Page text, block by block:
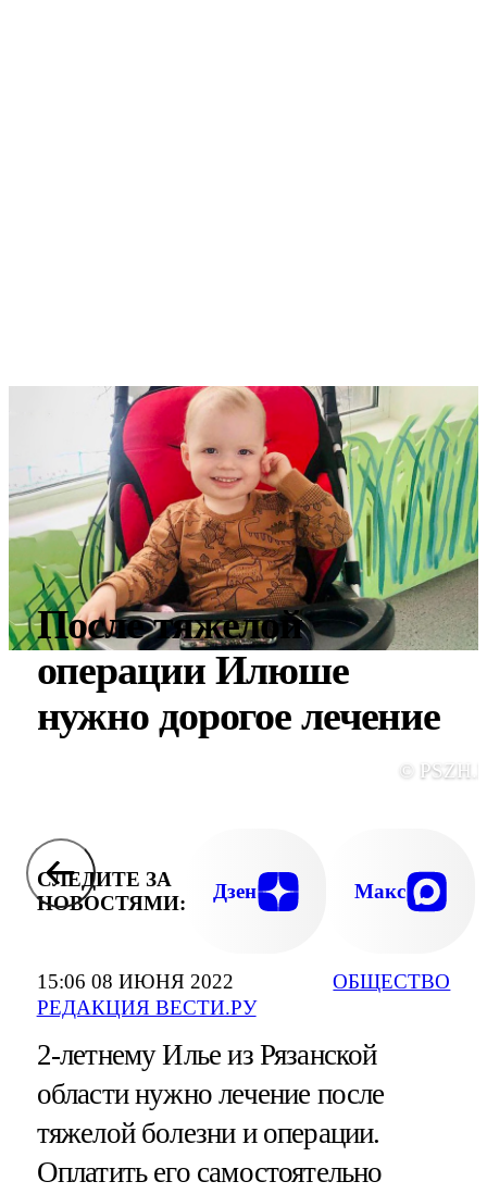
15:06 08 ИЮНЯ 2022
РЕДАКЦИЯ ВЕСТИ.РУ
ОБЩЕСТВО
После тяжелой
операции Илюше
нужно дорогое лечение
©
СЛЕДИТЕ ЗА
НОВОСТЯМИ:
Дзен Макс
2-летнему Илье из Рязанской
области нужно лечение после
тяжелой болезни и операции.
Оплатить его самостоятельно